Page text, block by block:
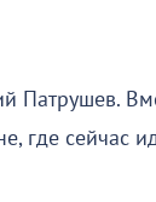
Патрушев.
сейчас